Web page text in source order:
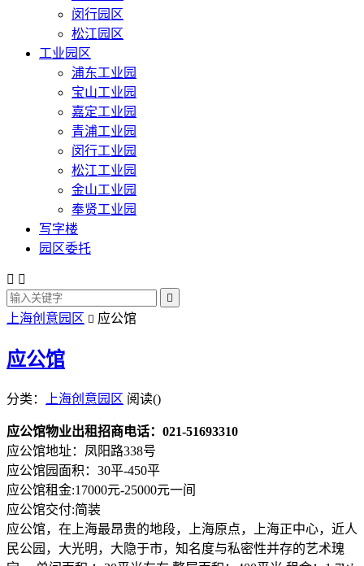
闵行园区
松江园区
工业园区
浦东工业园
宝山工业园
嘉定工业园
青浦工业园
闵行工业园
松江工业园
金山工业园
奉贤工业园
写字楼
园区委托
 

上海创意园区  应公馆
应公馆
分类： 上海创意园区 阅读()
应公馆物业出租招商电话：021-51693310
应公馆地址：凤阳路338号
应公馆园面积：30平-450平
应公馆租金:17000元-25000元一间
应公馆交付:简装
应公馆，在上海最昂贵的地段，上海原点，上海正中心，近人
民公园，大光明，大隐于市，知名度与私密性并存的艺术瑰